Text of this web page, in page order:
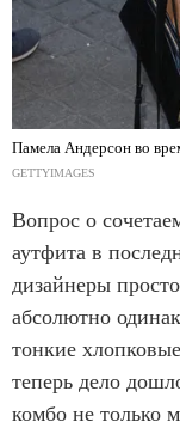
Памела Андерсон во
GETTYIMAGES
Вопрос о
аутфита в
дизайнеры
абсолютно
тонкие хлопковые
теперь дело
комбо не только